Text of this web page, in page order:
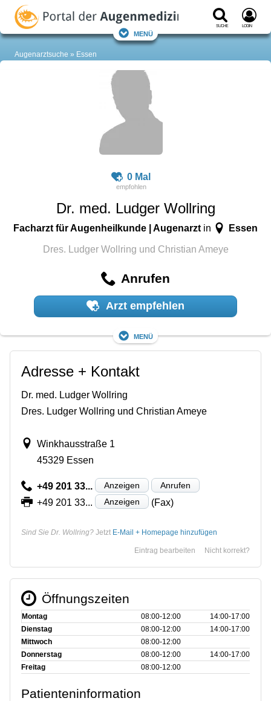
Suche Login
Menü
Augenarztsuche Essen
0 Mal
Dr. med. Ludger Wollring
Facharzt für Augenheilkunde | Augenarztin Essen
Dres. Ludger Wollring und Christian Ameye
Anrufen
Arzt empfehlen
Menü
Adresse + Kontakt
Dr. med. Ludger Wollring
Dres. Ludger Wollring und Christian Ameye
Winkhausstraße 1
45329 Essen
+49 201 33... Anzeigen Anrufen
+49 201 33... Anzeigen (Fax)
Sind Sie Dr. Wollring? Jetzt E-Mail + Homepage hinzufügen
Nicht korrekt?
Eintrag bearbeiten
Öffnungszeiten
Montag 08:00‑12:00
14:00‑17:00
Dienstag
08:00‑12:00
14:00‑17:00
Mittwoch
08:00‑12:00
Donnerstag
08:00‑12:00
14:00‑17:00
Freitag
08:00‑12:00
Patienteninformation